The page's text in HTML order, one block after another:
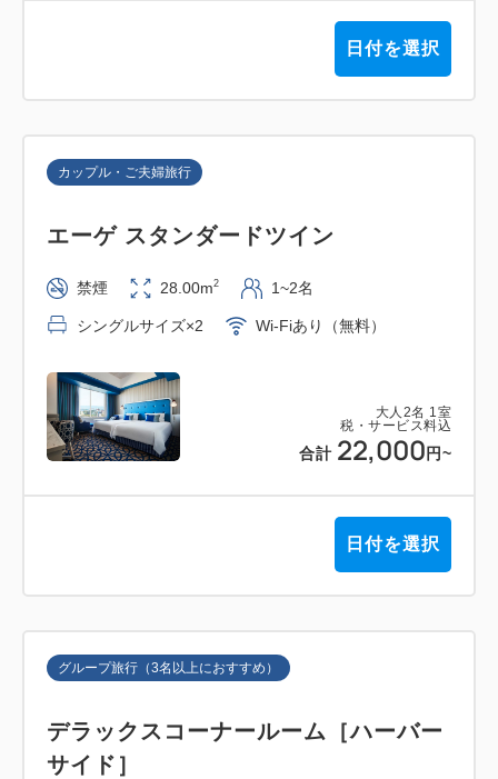
日付を選択
大人 2名 1室
税・サービス料込
合計 22,000 円~
カップル・ご夫婦旅行
エーゲ スタンダードツイン
禁煙 28.00m2 1~2名
シングルサイズ×2 Wi-Fiあり（無料）
日付を選択
グループ旅行（3名以上におすすめ）
デラックスコーナールーム［ハーバー
サイド］